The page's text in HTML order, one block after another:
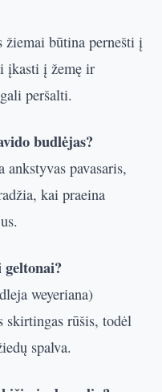
žiemai būtina pernešti į
įkasti į žemę ir
peršalti.
budlėjas?
pavasaris,
kai praeina
weyeriana)
skirtingas rūšis, todėl
spalva.